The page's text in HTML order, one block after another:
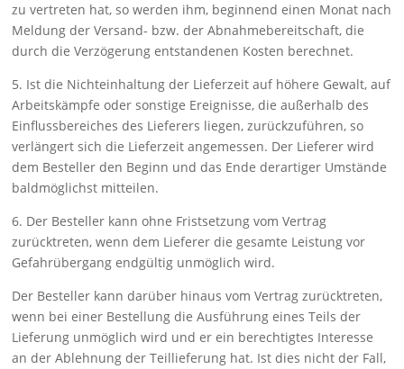
zu vertreten hat, so wer­den ihm, beginnend einen Monat nach
Meldung der Ver­sand- bzw. der Abnah­mebereitschaft, die
durch die Verzöge­rung entstande­nen Kosten be­rechnet.
5. Ist die Nichteinhaltung der Lieferzeit auf höhere Gewalt, auf
Ar­beits­kämpfe oder sonstige Ereignisse, die außerhalb des
Einfluss­bereiches des Lieferers liegen, zurückzuführen, so
verlängert sich die Lieferzeit angemessen. Der Lieferer wird
dem Besteller den Beginn und das Ende derartiger Umstände
baldmöglichst mitteilen.
6. Der Besteller kann ohne Fristsetzung vom Vertrag
zurücktre­ten, wenn dem Lieferer die gesamte Leistung vor
Gefahrüber­gang endgültig un­möglich wird.
Der Besteller kann darüber hinaus vom Vertrag zurücktreten,
wenn bei einer Bestellung die Ausführung eines Teils der
Liefe­rung un­möglich wird und er ein berechtigtes Interesse
an der Ablehnung der Teilliefe­rung hat. Ist dies nicht der Fall,